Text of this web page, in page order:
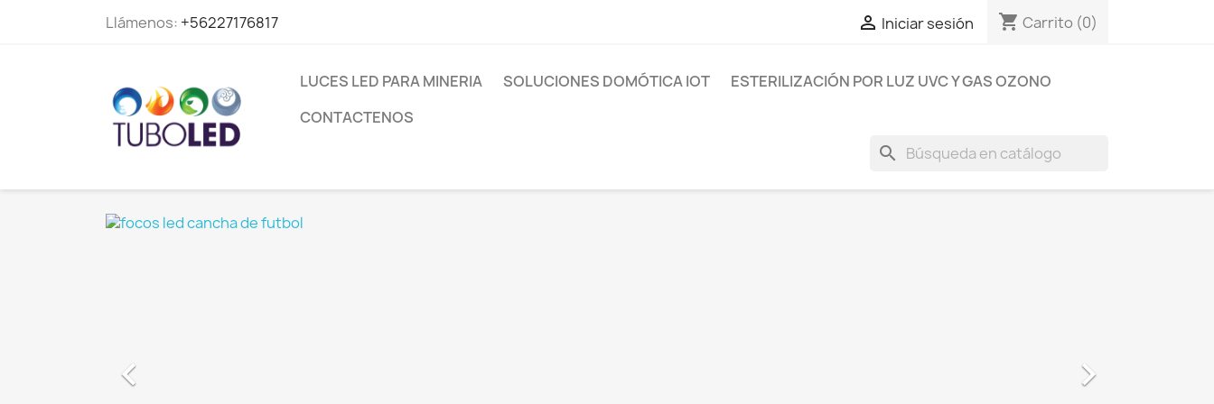
Llámenos: +56227176817  Iniciar sesión shopping_cart Carrito (0)
LUCES LED PARA MINERIA SOLUCIONES DOMÓTICA IOT
ESTERILIZACIÓN POR LUZ UVC Y GAS OZONO
CONTACTENOS
search
 